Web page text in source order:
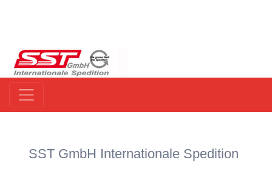
SST GmbH Internationale Spedition